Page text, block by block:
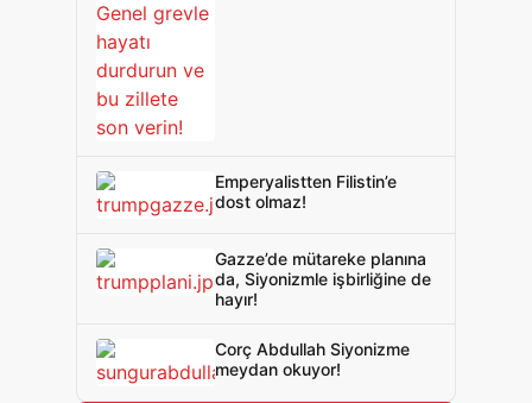
Emperyalistten Filistin’e
dost olmaz!
Gazze’de mütareke planına
da, Siyonizmle işbirliğine de
hayır!
Corç Abdullah Siyonizme
meydan okuyor!